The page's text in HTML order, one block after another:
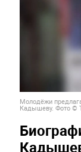
Молодёжи
Кадышеву. Фото ©